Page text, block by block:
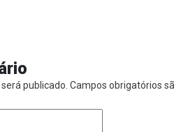
publicado. Campos obrigatórios